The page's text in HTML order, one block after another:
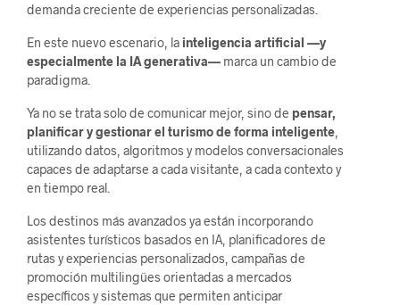
demanda creciente de experiencias personalizadas.
En este nuevo escenario, la inteligencia artificial —y
especialmente la IA generativa— marca un cambio de
paradigma.
Ya no se trata solo de comunicar mejor, sino de pensar,
planificar y gestionar el turismo de forma inteligente
utilizando datos, algoritmos y modelos conversacionales
capaces de adaptarse a cada visitante, a cada contexto y
en tiempo real.
Los destinos más avanzados ya están incorporando
asistentes turísticos basados en IA, planificadores de
rutas y experiencias personalizados, campañas de
promoción multilingües orientadas a mercados
específicos y sistemas que permiten anticipar